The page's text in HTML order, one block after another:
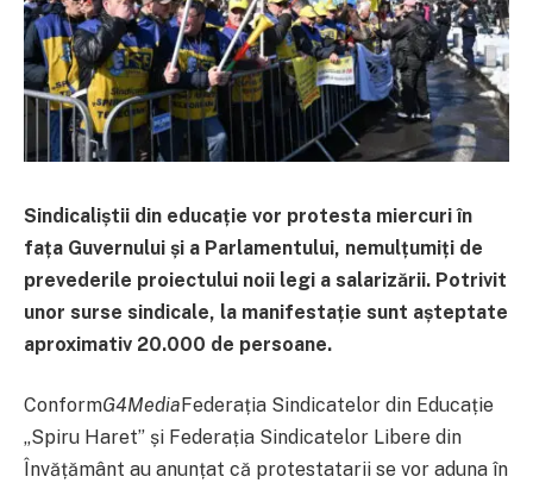
Sindicaliștii din educație vor protesta miercuri în
fața Guvernului și a Parlamentului, nemulțumiți de
prevederile proiectului noii legi a salarizării. Potrivit
unor surse sindicale, la manifestație sunt așteptate
aproximativ 20.000 de persoane.
ConformG4Media Federația Sindicatelor din Educație
„Spiru Haret” și Federația Sindicatelor Libere din
Învățământ au anunțat că protestatarii se vor aduna în